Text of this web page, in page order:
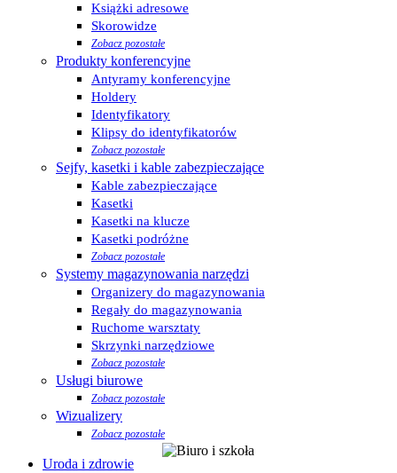
Książki adresowe
Skorowidze
Zobacz pozostałe
Produkty konferencyjne
Antyramy konferencyjne
Holdery
Identyfikatory
Klipsy do identyfikatorów
Zobacz pozostałe
Sejfy, kasetki i kable zabezpieczające
Kable zabezpieczające
Kasetki
Kasetki na klucze
Kasetki podróżne
Zobacz pozostałe
Systemy magazynowania narzędzi
Organizery do magazynowania
Regały do magazynowania
Ruchome warsztaty
Skrzynki narzędziowe
Zobacz pozostałe
Usługi biurowe
Zobacz pozostałe
Wizualizery
Zobacz pozostałe
Uroda i zdrowie